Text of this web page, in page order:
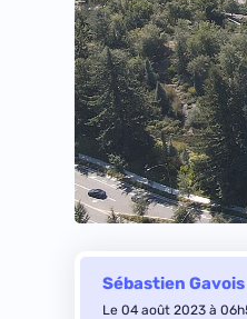
Sébastien Gavois
Le 04 août 2023 à